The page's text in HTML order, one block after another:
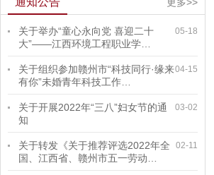
05-18
关于举办“童心永向党 喜迎二十
大”——江西环境工程职业学…
04-15
关于组织参加赣州市“科技同行·缘来
有你”未婚青年科技工作…
03-02
关于开展2022年“三八”妇女节的通
知
02-11
关于转发《关于推荐评选2022年全
国、江西省、赣州市五一劳动…